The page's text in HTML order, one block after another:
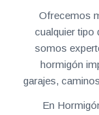
Ofrecemos
cualquier tipo
somos
hormigón
garajes,
En